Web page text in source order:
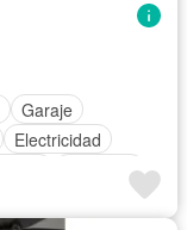
Garaje
Electricidad
Ascensor